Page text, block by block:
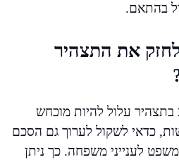
בהתאם.
את התצהיר
עלול להיות מוכחש
כדאי לשקול לערוך גם הסכם
לענייני משפחה. כך ניתן